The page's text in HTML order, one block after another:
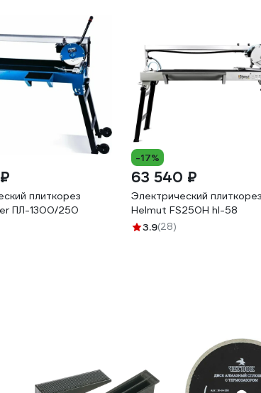
плиткорез
ПЛ-1300/250
-17%
63 540 ₽
Электрический плиткорез
Helmut FS250H hl-58
3.9(28)